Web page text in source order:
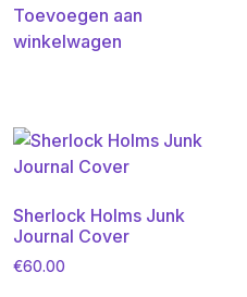
Toevoegen aan
winkelwagen
Sherlock Holms Junk
Journal Cover
€60.00